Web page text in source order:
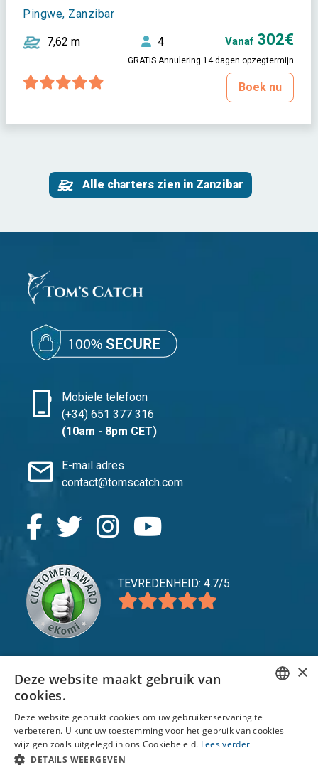
Pingwe, Zanzibar
7,62 m 4 Vanaf 302€
GRATIS Annulering 14 dagen opzegtermijn
Boek nu
Alle charters zien in Zanzibar
phone_iphone
Mobiele telefoon
(+34) 651 377 316
(10am - 8pm CET)
mail
E-mail adres
contact@tomscatch.com
TEVREDENHEID: 4.7/5
Service expand_more
Verkennen
Support expand_more
FRENCH
×
Deze website maakt gebruik van
cookies.
Deze website gebruikt cookies om uw gebruikerservaring te
verbeteren. U kunt uw toestemming voor het gebruik van cookies
wijzigen zoals uitgelegd in ons Cookiebeleid. Lees verder
DETAILS WEERGEVEN